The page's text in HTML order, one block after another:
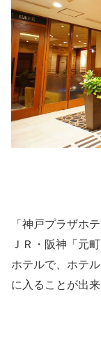
「神戸プラザホ
ＪＲ・阪神「元
ホテルで、ホテ
に入ることが出来